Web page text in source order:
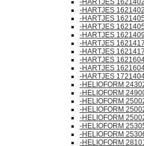
-HARTJES
-HARTJES
-HARTJES
-HARTJES
-HARTJES
-HARTJES
-HARTJES
-HARTJES
-HARTJES
-HELIOFORM
-HELIOFORM
-HELIOFORM
-HELIOFORM
-HELIOFORM
-HELIOFORM
-HELIOFORM
-HELIOFORM